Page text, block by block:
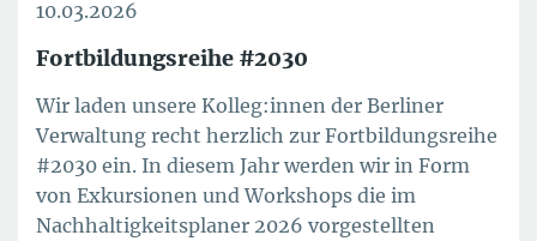
10.03.2026
Fortbildungsreihe #2030
Wir laden unsere Kolleg:innen der Berliner
Verwaltung recht herzlich zur Fortbildungsreihe
#2030 ein. In diesem Jahr werden wir in Form
von Exkursionen und Workshops die im
Nachhaltigkeitsplaner 2026 vorgestellten